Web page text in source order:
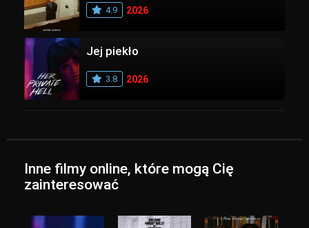
4.9 2026
Jej piekło
3.8 2026
Inne filmy online, które mogą Cię
zainteresować